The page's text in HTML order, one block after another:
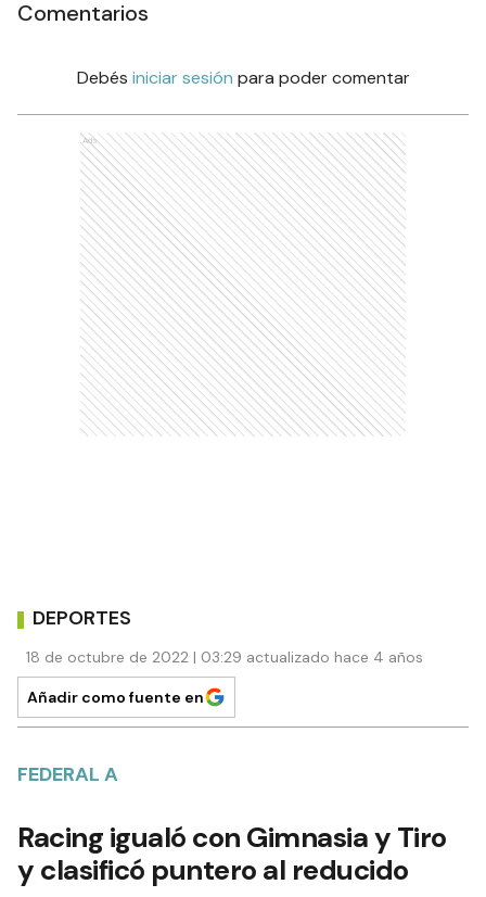
Comentarios
Debés iniciar sesión para poder comentar
Ads
DEPORTES
18 de octubre de 2022 | 03:29 actualizado hace 4 años
Añadir como fuente en
FEDERAL A
Racing igualó con Gimnasia y Tiro
y clasificó puntero al reducido